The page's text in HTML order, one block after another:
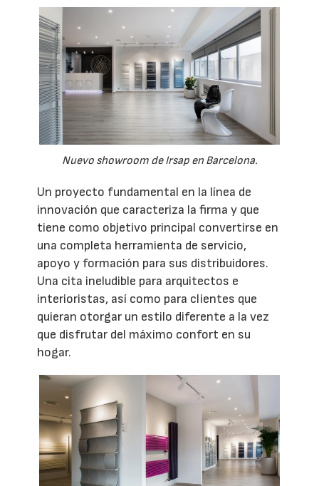
Nuevo showroom de Irsap en Barcelona.
Un proyecto fundamental en la línea de
innovación que caracteriza la firma y que
tiene como objetivo principal convertirse en
una completa herramienta de servicio,
apoyo y formación para sus distribuidores.
Una cita ineludible para arquitectos e
interioristas, así como para clientes que
quieran otorgar un estilo diferente a la vez
que disfrutar del máximo confort en su
hogar.